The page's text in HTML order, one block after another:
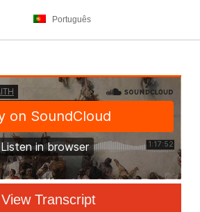
Português
View Transcript